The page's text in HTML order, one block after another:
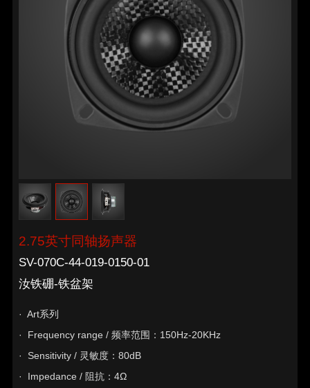
2.75英寸同轴扬声器
SV-070C-44-019-0150-01
汝铁硼-铁盆架
· Art系列
· Frequency range / 频率范围：150Hz-20KHz
· Sensitivity / 灵敏度：80dB
· Impedance / 阻抗：4Ω